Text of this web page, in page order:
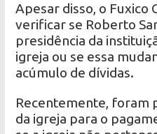
Apesar disso, o Fuxico
verificar se Roberto
presidência da
igreja ou se essa
acúmulo de dívidas.
Recentemente, foram
da igreja para o